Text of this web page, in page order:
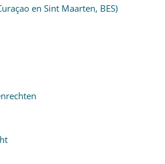
en Sint Maarten, BES)